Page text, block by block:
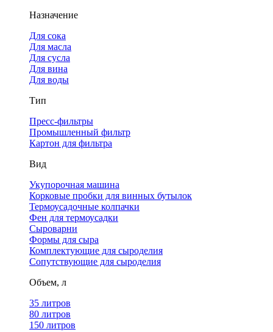
Назначение
Для сока
Для масла
Для сусла
Для вина
Для воды
Тип
Пресс-фильтры
Промышленный фильтр
Картон для фильтра
Вид
Укупорочная машина
Корковые пробки для винных бутылок
Термоусадочные колпачки
Фен для термоусадки
Сыроварни
Формы для сыра
Комплектующие для сыроделия
Сопутствующие для сыроделия
Объем, л
35 литров
80 литров
150 литров